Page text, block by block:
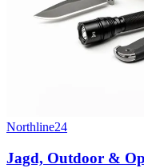
Northline24
Jagd, Outdoor &